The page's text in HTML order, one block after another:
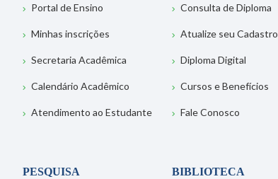
Portal de Ensino
Minhas inscrições
Secretaria Acadêmica
Calendário Acadêmico
Atendimento ao Estudante
Consulta de Diploma
Atualize seu Cadastro
Diploma Digital
Cursos e Benefícios
Fale Conosco
PESQUISA
BIBLIOTECA